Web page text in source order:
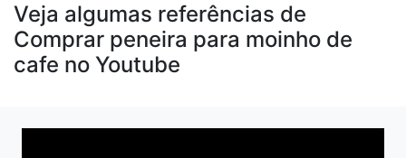
Veja algumas referências de
Comprar peneira para moinho de
cafe no Youtube